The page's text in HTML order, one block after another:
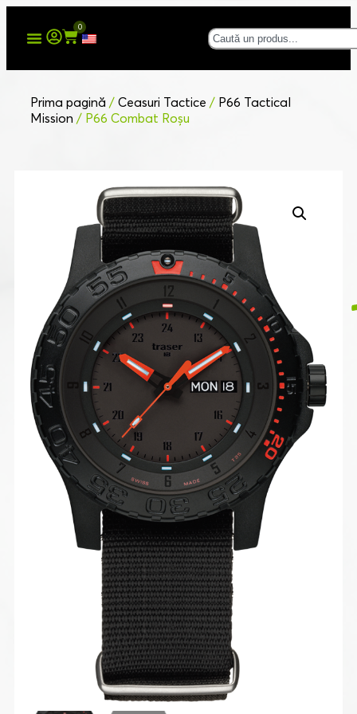
0
Prima pagină / Ceasuri Tactice / P66 Tactical
Mission / P66 Combat Roșu